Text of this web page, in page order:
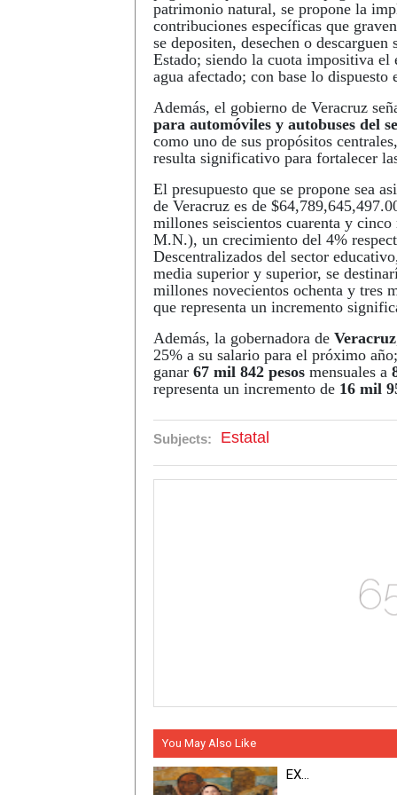
patrimonio natural, se propone la
contribuciones específicas que
se depositen, desechen o
Estado; siendo la cuota impositiva
agua afectado; con base lo
Además, el gobierno de Veracruz
para automóviles y autobuses del
como uno de sus propósitos
resulta significativo para fortalecer
El presupuesto que se propone sea
de Veracruz es de
millones seiscientos cuarenta y
M.N.), un crecimiento del 4%
Descentralizados del sector
media superior y superior, se
millones novecientos ochenta y tres
que representa un incremento
Además, la gobernadora de Veracruz
25% a su salario para el próximo
ganar 67 mil 842 pesos mensuales a
representa un incremento de 16 mil
Subjects: Estatal
You May Also Like
EX...